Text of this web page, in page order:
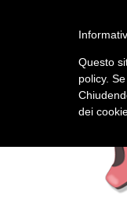
Questo
policy.
dei